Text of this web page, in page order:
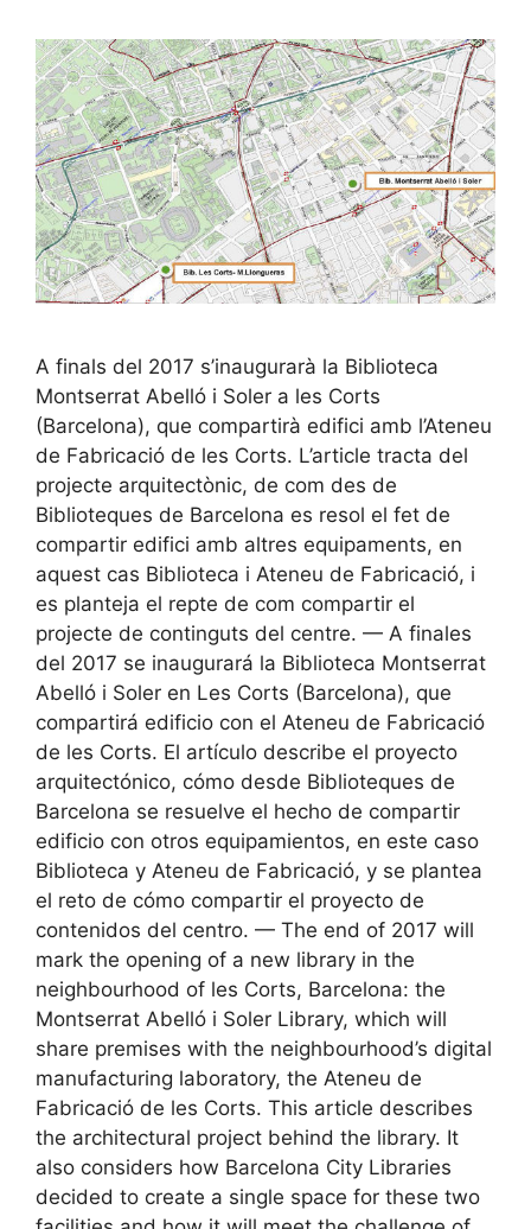
A finals del 2017 s’inaugurarà la Biblioteca
Montserrat Abelló i Soler a les Corts
(Barcelona), que compartirà edifici amb l’Ateneu
de Fabricació de les Corts. L’article tracta del
projecte arquitectònic, de com des de
Biblioteques de Barcelona es resol el fet de
compartir edifici amb altres equipaments, en
aquest cas Biblioteca i Ateneu de Fabricació, i
es planteja el repte de com compartir el
projecte de continguts del centre. — A finales
del 2017 se inaugurará la Biblioteca Montserrat
Abelló i Soler en Les Corts (Barcelona), que
compartirá edificio con el Ateneu de Fabricació
de les Corts. El artículo describe el proyecto
arquitectónico, cómo desde Biblioteques de
Barcelona se resuelve el hecho de compartir
edificio con otros equipamientos, en este caso
Biblioteca y Ateneu de Fabricació, y se plantea
el reto de cómo compartir el proyecto de
contenidos del centro. — The end of 2017 will
mark the opening of a new library in the
neighbourhood of les Corts, Barcelona: the
Montserrat Abelló i Soler Library, which will
share premises with the neighbourhood’s digital
manufacturing laboratory, the Ateneu de
Fabricació de les Corts. This article describes
the architectural project behind the library. It
also considers how Barcelona City Libraries
decided to create a single space for these two